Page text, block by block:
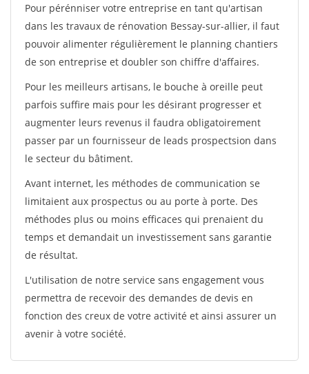
Pour pérénniser votre entreprise en tant qu'artisan
dans les travaux de rénovation Bessay-sur-allier, il faut
pouvoir alimenter régulièrement le planning chantiers
de son entreprise et doubler son chiffre d'affaires.
Pour les meilleurs artisans, le bouche à oreille peut
parfois suffire mais pour les désirant progresser et
augmenter leurs revenus il faudra obligatoirement
passer par un fournisseur de leads prospectsion dans
le secteur du bâtiment.
Avant internet, les méthodes de communication se
limitaient aux prospectus ou au porte à porte. Des
méthodes plus ou moins efficaces qui prenaient du
temps et demandait un investissement sans garantie
de résultat.
L'utilisation de notre service sans engagement vous
permettra de recevoir des demandes de devis en
fonction des creux de votre activité et ainsi assurer un
avenir à votre société.